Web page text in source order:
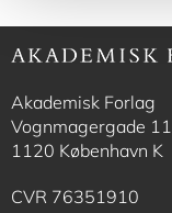
Akademisk Forlag
Vognmagergade 11
1120 København K
CVR 76351910